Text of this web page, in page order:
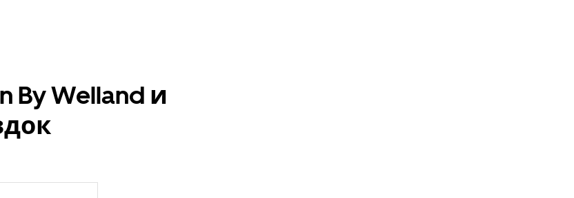
By Welland и